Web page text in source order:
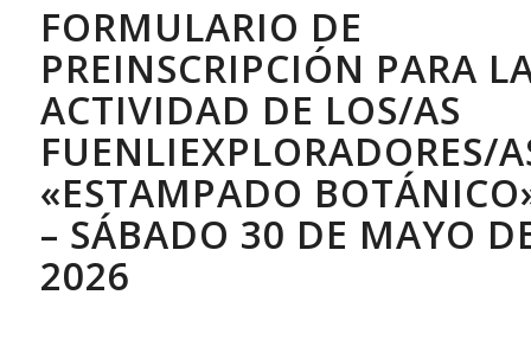
FORMULARIO DE
PREINSCRIPCIÓN PARA
ACTIVIDAD DE LOS/AS
FUENLIEXPLORADORES/
«ESTAMPADO
– SÁBADO 30 DE MAYO
2026